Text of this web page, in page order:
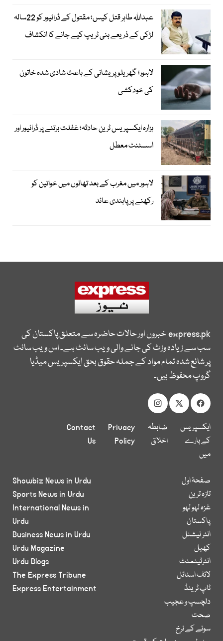
عبداللہ طاہر قتل کیس؛ مقتول کے ڈرائیور کو 22سالہ
لڑکی کے ذریعے ہنی ٹریپ کیے جانے کا انکشاف
لاہور؛ گھریلو پریشانی کے باعث شادی شدہ خاتون
کی خودکشی
ہزارہ ایکسپریس ٹرین حادثہ؛ غفلت برتنے پر ڈرائیور اور
اسسٹنٹ معطل
لاہور میں مغرب کے بعد تھانوں میں خواتین کو
رکھنے پر پابندی عائد
express.pkخبروں اور حالات حاضرہ سے متعلق پاکستان کی
سب سے زیادہ وزٹ کی جانے والی ویب سائٹ ہے۔ اس ویب سائٹ
پر شائع شدہ تمام مواد کے جملہ حقوق بحق ایکسپریس میڈیا
گروپ محفوظ ہیں۔
ایکسپریس
کے بارے
میں
ضابطہ
اخلاق
Privacy
Policy
Contact
Us
صفحۂ اول
تازہ ترین
غزہ لہو لہو
پاکستان
انٹر نیشنل
کھیل
انٹرٹینمنٹ
لائف اسٹائل
ٹاپ ٹرینڈ
دلچسپ و عجیب
صحت
سونے کے نرخ
Showbiz News in Urdu
Sports News in Urdu
International News in
Urdu
Business News in Urdu
Urdu Magazine
Urdu Blogs
The Express Tribune
Express Entertainment